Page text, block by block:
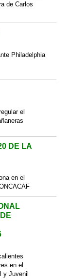
de Carlos
Philadelphia
el
DE LA
en el
en el
y Juvenil